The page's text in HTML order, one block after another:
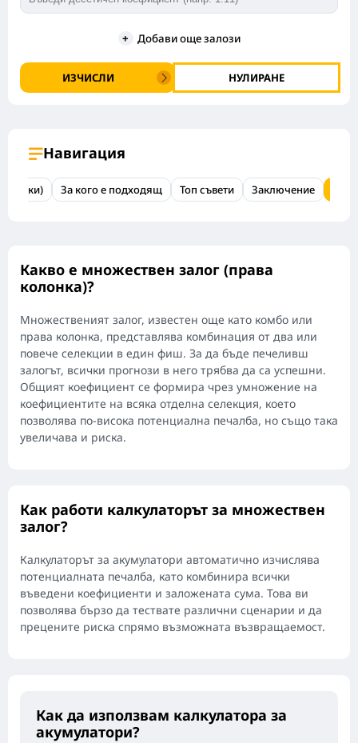
+ Добави още залози
ИЗЧИСЛИ НУЛИРАНЕ
Навигация
За кого е подходящ Топ съвети Заключение
Какво е множествен залог (права
колонка)?
Множественият залог, известен още като комбо или
права колонка, представлява комбинация от два или
повече селекции в един фиш. За да бъде печеливш
залогът, всички прогнози в него трябва да са успешни.
Общият коефициент се формира чрез умножение на
коефициентите на всяка отделна селекция, което
позволява по-висока потенциална печалба, но също така
увеличава и риска.
Как работи калкулаторът за множествен
залог?
Калкулаторът за акумулатори автоматично изчислява
потенциалната печалба, като комбинира всички
въведени коефициенти и заложената сума. Това ви
позволява бързо да тествате различни сценарии и да
прецените риска спрямо възможната възвращаемост.
Как да използвам калкулатора за
акумулатори?